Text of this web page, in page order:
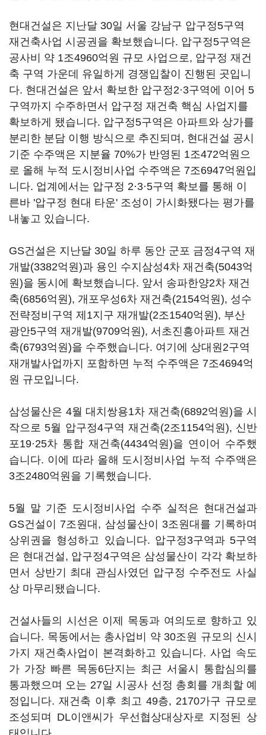
현대건설은 지난달 30일 서울 강남구 압구정5구역
재건축사업 시공권을 확보했습니다. 압구정5구역은
공사비 약 1조4960억원 규모 사업으로, 압구정 재건
축 구역 가운데 유일하게 경쟁입찰이 진행된 곳입니
다. 현대건설은 앞서 확보한 압구정2·3구역에 이어 5
구역까지 수주하면서 압구정 재건축 핵심 사업지를
확보하게 됐습니다. 압구정5구역은 아파트와 상가를
분리한 분담 이행 방식으로 추진되며, 현대건설 공시
기준 수주액은 지분율 70%가 반영된 1조472억원으
로 올해 누적 도시정비사업 수주액은 7조6947억원입
니다. 업계에서는 압구정 2·3·5구역 확보를 통해 이
른바 '압구정 현대 타운' 조성이 가시화됐다는 평가를
내놓고 있습니다.
GS건설은 지난달 30일 하루 동안 군포 금정4구역 재
개발(3382억원)과 용인 수지삼성4차 재건축(5043억
원)을 동시에 확보했습니다. 앞서 송파한양2차 재건
축(6856억원), 개포우성6차 재건축(2154억원), 성수
전략정비구역 제1지구 재개발(2조1540억원), 부산
광안5구역 재개발(9709억원), 서초진흥아파트 재건
축(6793억원)을 수주했습니다. 여기에 상대원2구역
재개발사업까지 포함하면 누적 수주액은 7조4694억
원 규모입니다.
삼성물산은 4월 대치쌍용1차 재건축(6892억원)을 시
작으로 5월 압구정4구역 재건축(2조1154억원), 신반
포19·25차 통합 재건축(4434억원)을 연이어 수주했
습니다. 이에 따라 올해 도시정비사업 누적 수주액은
3조2480억원을 기록했습니다.
5월 말 기준 도시정비사업 수주 실적은 현대건설과
GS건설이 7조원대, 삼성물산이 3조원대를 기록하며
상위권을 형성하고 있습니다. 압구정3구역과 5구역
은 현대건설, 압구정4구역은 삼성물산이 각각 확보하
면서 상반기 최대 관심사였던 압구정 수주전도 사실
상 마무리됐습니다.
건설사들의 시선은 이제 목동과 여의도로 향하고 있
습니다. 목동에서는 총사업비 약 30조원 규모의 신시
가지 재건축사업이 본격화하고 있습니다. 사업 속도
가 가장 빠른 목동6단지는 최근 서울시 통합심의를
통과했으며 오는 27일 시공사 선정 총회를 개최할 예
정입니다. 재건축 이후 최고 49층, 2170가구 규모로
조성되며 DL이앤씨가 우선협상대상자로 지정된 상